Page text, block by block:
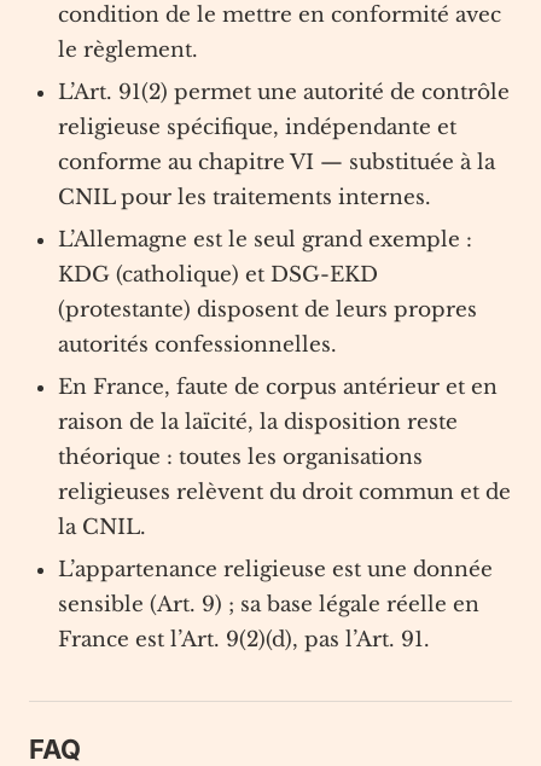
condition de le mettre en conformité avec
le règlement.
L’Art. 91(2) permet une autorité de contrôle
religieuse spécifique, indépendante et
conforme au chapitre VI — substituée à la
CNIL pour les traitements internes.
L’Allemagne est le seul grand exemple :
KDG (catholique) et DSG-EKD
(protestante) disposent de leurs propres
autorités confessionnelles.
En France, faute de corpus antérieur et en
raison de la laïcité, la disposition reste
théorique : toutes les organisations
religieuses relèvent du droit commun et de
la CNIL.
L’appartenance religieuse est une donnée
sensible (Art. 9) ; sa base légale réelle en
France est l’Art. 9(2)(d), pas l’Art. 91.
FAQ